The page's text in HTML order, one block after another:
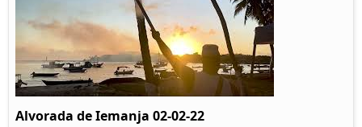
Alvorada de Iemanja 02-02-22